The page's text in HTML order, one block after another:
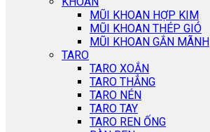
MŨI KHOAN HỢP KIM
MŨI KHOAN THÉP GIÓ
MŨI KHOAN GẮN MÃNH
TARO
TARO XOẮN
TARO THẲNG
TARO NÉN
TARO TAY
TARO REN ỐNG